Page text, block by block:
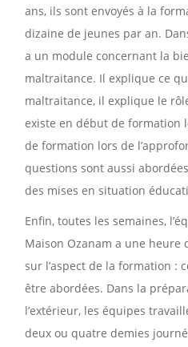
ans, ils sont envoyés à la
dizaine de jeunes par an.
a un module concernant la
maltraitance. Il explique ce
maltraitance, il explique le
existe en début de formation
de formation lors de
questions sont aussi
des mises en situation
Enfin, toutes les semaines,
Maison Ozanam a une
sur l’aspect de la formation :
être abordées. Dans la
l’extérieur, les équipes
deux ou quatre demies